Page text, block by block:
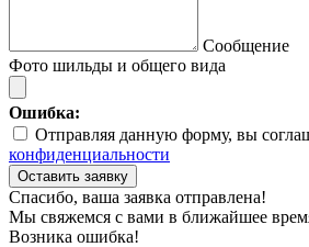
Сообщение
Фото шильды и общего вида
Ошибка:
Отправляя данную форму, вы
конфиденциальности
Оставить заявку
Спасибо, ваша заявка отправлена!
Мы свяжемся с вами в ближайшее
Возника ошибка!